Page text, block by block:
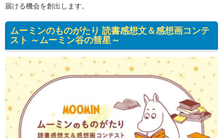
届ける機会を創出します。
ムーミンのものがたり 読書感想文＆感想画コンテ
スト ～ムーミン谷の彗星～